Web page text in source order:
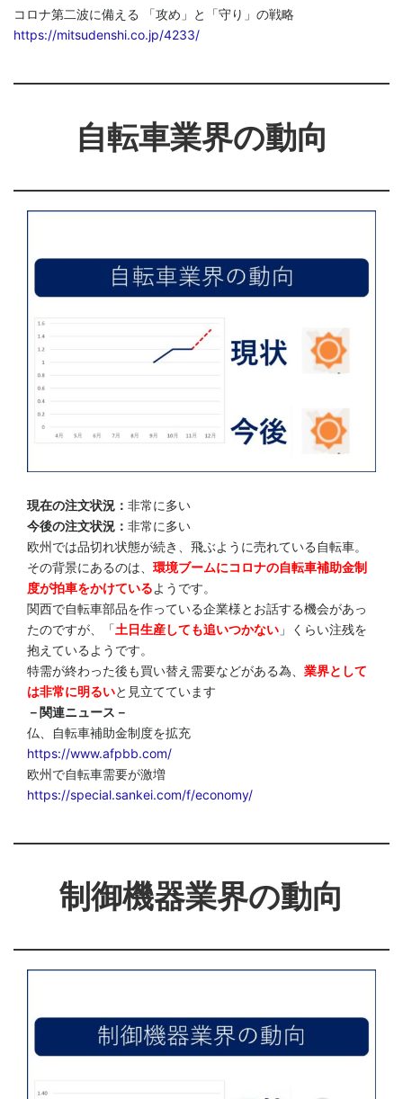
コロナ第二波に備える 「攻め」と「守り」の戦略
https://mitsudenshi.co.jp/4233/
自転車業界の動向
現在の注文状況： 非常に多い
今後の注文状況： 非常に多い
欧州では品切れ状態が続き、飛ぶように売れている自転車。
その背景にあるのは、 環境ブームにコロナの自転車補助金制
度が拍車をかけているようです。
関西で自転車部品を作っている企業様とお話する機会があっ
たのですが、「土日生産しても追いつかない 」くらい注残を
抱えているようです。
特需が終わった後も買い替え需要などがある為、 業界として
は非常に明るいと見立てています
－関連ニュース－
仏、自転車補助金制度を拡充
https://www.afpbb.com/
欧州で自転車需要が激増
https://special.sankei.com/f/economy/
制御機器業界の動向